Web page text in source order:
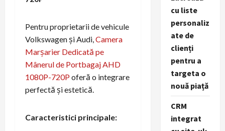
Pentru proprietarii de vehicule
Volkswagen și Audi,Camera
Marșarier Dedicată pe
Mânerul de Portbagaj AHD
1080P-720Poferă o integrare
perfectă și estetică.
Caracteristici principale:
cu liste
personaliz
ate de
clienți
pentru a
targeta o
nouă piață
CRM
integrat